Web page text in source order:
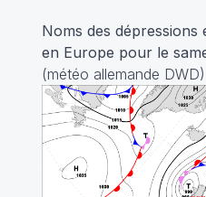
Noms des
en Europe pour le
(météo allemande DWD)